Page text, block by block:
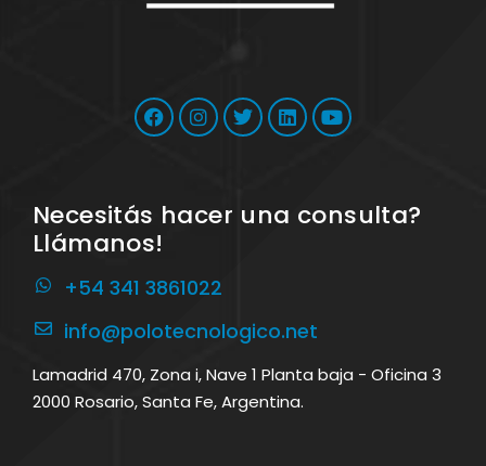
Necesitás hacer una consulta?
Llámanos!
+54 341 3861022
info@polotecnologico.net
Lamadrid 470, Zona i, Nave 1 Planta baja - Oficina 3
2000 Rosario, Santa Fe, Argentina.